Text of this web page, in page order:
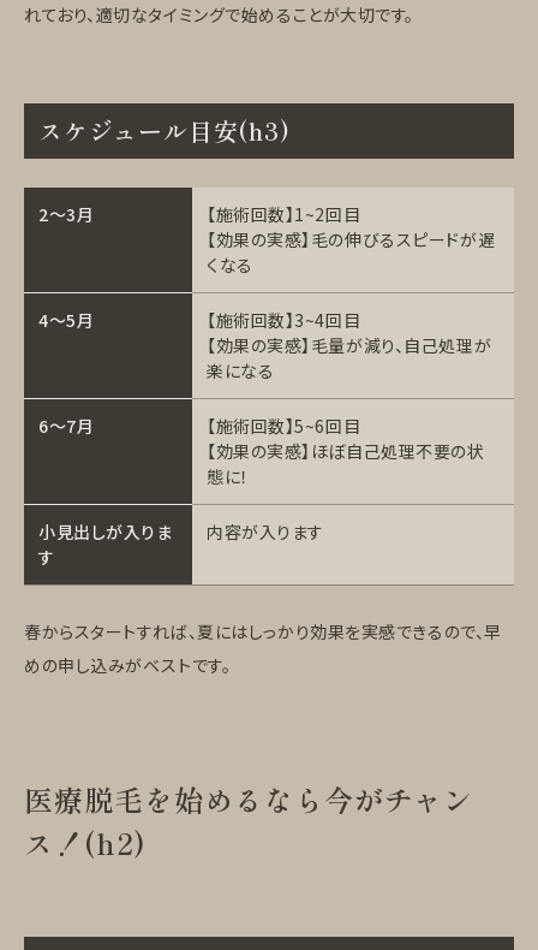
れており、適切なタイミングで始めることが大切です。
スケジュール目安(h3)
2〜3月
【施術回数】1~2回目
【効果の実感】毛の伸びるスピードが遅
くなる
4〜5月
【施術回数】3~4回目
【効果の実感】毛量が減り、自己処理が
楽になる
6〜7月
【施術回数】5~6回目
【効果の実感】ほぼ自己処理不要の状
態に！
小見出しが入りま
す
内容が入ります
春からスタートすれば、夏にはしっかり効果を実感できるので、早
めの申し込みがベストです。
医療脱毛を始めるなら今がチャン
ス！(h2)